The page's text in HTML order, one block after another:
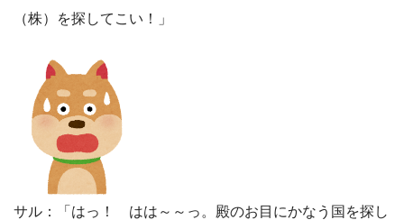
（株）を探してこい！」
サル：「はっ！ はは～～っ。殿のお目にかなう国を探し